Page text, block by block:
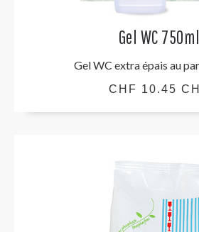
Gel WC 750ml
Gel WC extra épais au
CHF 10.45